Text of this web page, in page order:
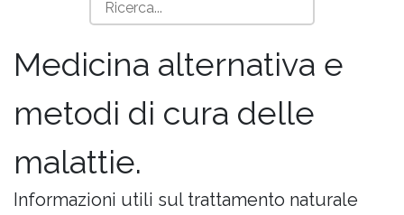
Medicina alternativa e
metodi di cura delle
malattie.
Informazioni utili sul trattamento naturale